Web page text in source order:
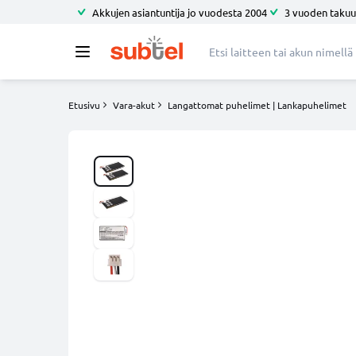
Akkujen asiantuntija jo vuodesta 2004 3 vuoden takuu
Etusivu Vara-akut Langattomat puhelimet | Lankapuhelimet